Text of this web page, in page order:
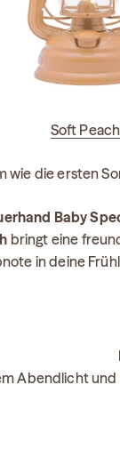
Soft Peach
wie die ersten
Baby
bringt eine
in deine
Abendlicht und